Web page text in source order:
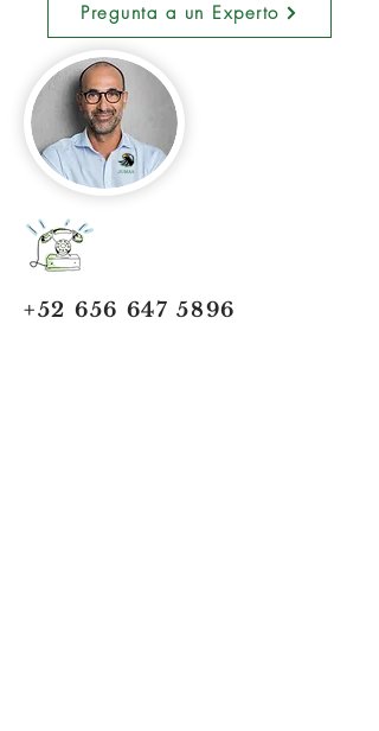
Pregunta a un Experto
+52 656 647 5896